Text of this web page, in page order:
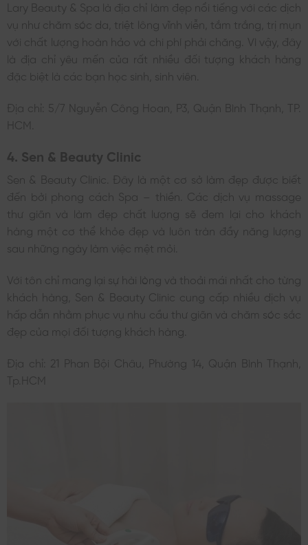
Lary Beauty & Spa là địa chỉ làm đẹp nổi tiếng với các dịch
vụ như chăm sóc da, triệt lông vĩnh viễn, tắm trắng, trị mụn
với chất lượng hoàn hảo và chi phí phải chăng. Vì vậy, đây
là địa chỉ yêu mến của rất nhiều đối tượng khách hàng
đặc biệt là các bạn học sinh, sinh viên.
Địa chỉ: 5/7 Nguyễn Công Hoan, P3, Quận Bình Thạnh, TP.
HCM.
4. Sen & Beauty Clinic
Sen & Beauty Clinic. Đây là một cơ sở làm đẹp được biết
đến bởi phong cách Spa – thiền. Các dịch vụ massage
thư giãn và làm đẹp chất lượng sẽ đem lại cho khách
hàng một cơ thể khỏe đẹp và luôn tràn đầy năng lượng
sau những ngày làm việc mệt mỏi.
Với tôn chỉ mang lại sự hài lòng và thoải mái nhất cho từng
khách hàng, Sen & Beauty Clinic cung cấp nhiều dịch vụ
hấp dẫn nhằm phục vụ nhu cầu thư giãn và chăm sóc sắc
đẹp của mọi đối tượng khách hàng.
Địa chỉ: 21 Phan Bội Châu, Phường 14, Quận Bình Thạnh,
Tp.HCM